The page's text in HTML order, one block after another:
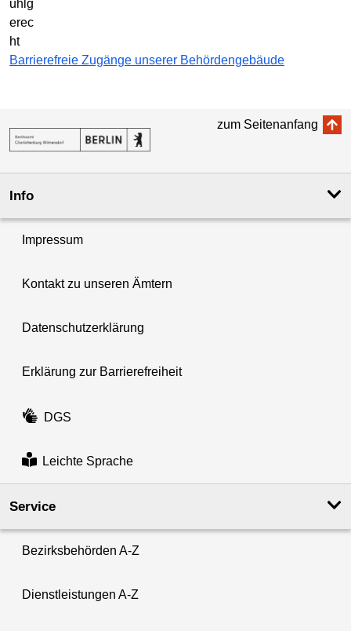
Barrierefreie Zugänge unserer Behördengebäude
zum Seitenanfang
Info
Impressum
Kontakt zu unseren Ämtern
Datenschutzerklärung
Erklärung zur Barrierefreiheit
DGS
Leichte Sprache
Service
Bezirksbehörden A-Z
Dienstleistungen A-Z